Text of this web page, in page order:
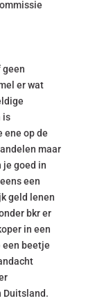
er wat
is
ene op de
maar
je goed in
een
geld lenen
bkr er
in een
een beetje
Duitsland.